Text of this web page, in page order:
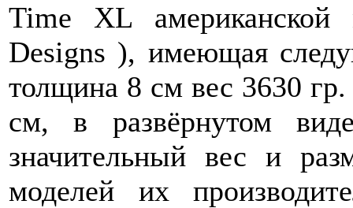
Time XL американской
Designs ), имеющая
толщина 8 см вес 3630
см, в развёрнутом
значительный вес и
моделей их